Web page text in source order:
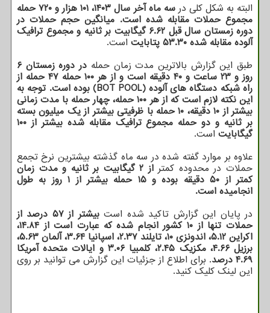
البته به شکل کلی در
سه ماه آخر سال ۱۴۰۳، ۱۰۱ هزار و ۷۲۰ حمله
مجموع حملات مقابله شده است. میانگین حجم حملات در
دوره زمستان سال قبل ۶.۶۲ گیگابیت بر ثانیه و مجموع ترافیک
آلوده مقابله شده ۵۳.۳۰ پتابایت
است.
طبق این گزارش بالاترین مدت زمان حمله
در دوره زمستان ۶
روز و ۲۳ ساعت و ۴۰ دقیقه است و از هر ۱۰۰ حمله ۴۷ حمله از
راه شبکه دستگاه های آلوده (BOT POOL) بوده است. توجه به
این نکته لازم است که از هر ۱۰۰ حمله، چهار حمله با مدت زمانی
بیشتر از ۱۰ دقیقه، ۱۰ حمله با ظرفیتی بیشتر از یک میلیون بسته
بر ثانیه و دو حمله مجموع ترافیک مقابله شده بیشتر از ۱۰۰
گیگابایت است.
علاوه بر موارد گفته شده در سه ماه گذشته بیشترین نرخ تجمع
حملات در محدوده کمتر از ۲ گیگابیت بر ثانیه و مدت زمان
کمتر از ۵۰ دقیقه بوده و ۱۵ حمله بیشتر از ۱ روز به طول
انجامیده است.
در پایان این گزارش تاکید شده است
بیشتر از ۵۷ درصد از
حملات تنها از ۱۰ کشور انجام شده که عبارت است از ۱۴.۸۴،
اکراین ۵.۱۲، اندونزی ۱۰، تایلند ۲.۳۷، اسپانیا ۳.۶۴، آلمان ۵.۶۳،
برزیل ۴.۶۶، مکزیک ۲.۴۵، کلمبیا ۳.۰۶ و ایالات متحده آمریکا
۴.۶۹ درصد . برای اطلاع از جزئیات این گزارش می توانید بر روی
این لینک کلیک کنید.